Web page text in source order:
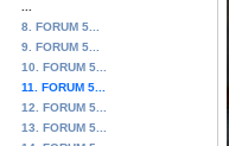
8. FORUM 5...
9. FORUM 5...
10. FORUM 5...
11. FORUM 5...
12. FORUM 5...
13. FORUM 5...